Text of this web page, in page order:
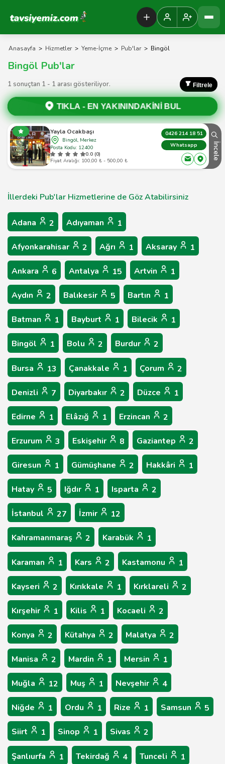
Tavsiyemiz Anasayfa
Anasayfa > Hizmetler > Yeme-İçme > Pub'lar > Bingöl
Bingöl Pub'lar
1 sonuçtan 1 - 1 arası gösteriliyor. Filtrele
TIKLA - EN YAKININDAKİNİ BUL
Yayla Ocakbaşı
Bingöl, Merkez
Posta Kodu: 12400
0.0 (0)
Fiyat Aralığı: 100,00 ₺ - 500,00 ₺
0426 214 18 51
Whatsapp
İncele
İllerdeki Pub'lar Hizmetlerine de Göz Atabilirsiniz
Adana 2 Adıyaman 1
Afyonkarahisar 2 Ağrı 1 Aksaray 1
Ankara 6 Antalya 15 Artvin 1
Aydın 2 Balıkesir 5 Bartın 1
Batman 1 Bayburt 1 Bilecik 1
Bingöl 1 Bolu 2 Burdur 2
Bursa 13 Çanakkale 1 Çorum 2
Denizli 7 Diyarbakır 2 Düzce 1
Edirne 1 Elâzığ 1 Erzincan 2
Erzurum 3 Eskişehir 8 Gaziantep 2
Giresun 1 Gümüşhane 2 Hakkâri 1
Hatay 5 Iğdır 1 Isparta 2
İstanbul 27 İzmir 12
Kahramanmaraş 2 Karabük 1
Karaman 1 Kars 2 Kastamonu 1
Kayseri 2 Kırıkkale 1 Kırklareli 2
Kırşehir 1 Kilis 1 Kocaeli 2
Konya 2 Kütahya 2 Malatya 2
Manisa 2 Mardin 1 Mersin 1
Muğla 12 Muş 1 Nevşehir 4
Niğde 1 Ordu 1 Rize 1 Samsun 5
Siirt 1 Sinop 1 Sivas 2
Şanlıurfa 1 Tekirdağ 4 Tunceli 1